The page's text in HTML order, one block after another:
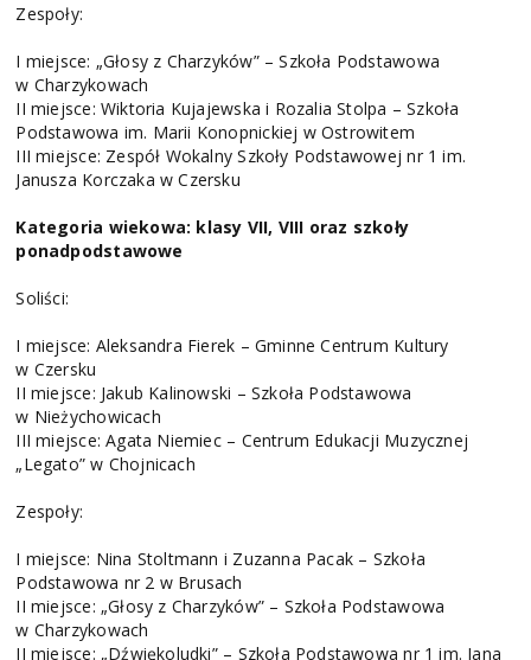
Zespoły:
I miejsce: „Głosy z Charzyków” – Szkoła Podstawowa
w Charzykowach
II miejsce: Wiktoria Kujajewska i Rozalia Stolpa – Szkoła
Podstawowa im. Marii Konopnickiej w Ostrowitem
III miejsce: Zespół Wokalny Szkoły Podstawowej nr 1 im.
Janusza Korczaka w Czersku
Kategoria wiekowa: klasy VII, VIII oraz szkoły
ponadpodstawowe
Soliści:
I miejsce: Aleksandra Fierek – Gminne Centrum Kultury
w Czersku
II miejsce: Jakub Kalinowski – Szkoła Podstawowa
w Nieżychowicach
III miejsce: Agata Niemiec – Centrum Edukacji Muzycznej
„Legato” w Chojnicach
Zespoły:
I miejsce: Nina Stoltmann i Zuzanna Pacak – Szkoła
Podstawowa nr 2 w Brusach
II miejsce: „Głosy z Charzyków” – Szkoła Podstawowa
w Charzykowach
II miejsce: „Dźwiękoludki” – Szkoła Podstawowa nr 1 im. Jana